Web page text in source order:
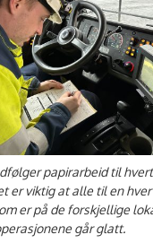
papirarbeid til
er viktig at alle til en
er på de forskjellige
går glatt.